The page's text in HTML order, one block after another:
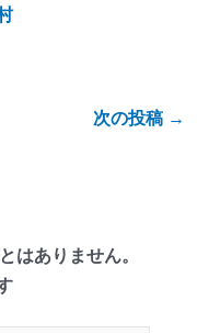
次の投稿 →
はありません。